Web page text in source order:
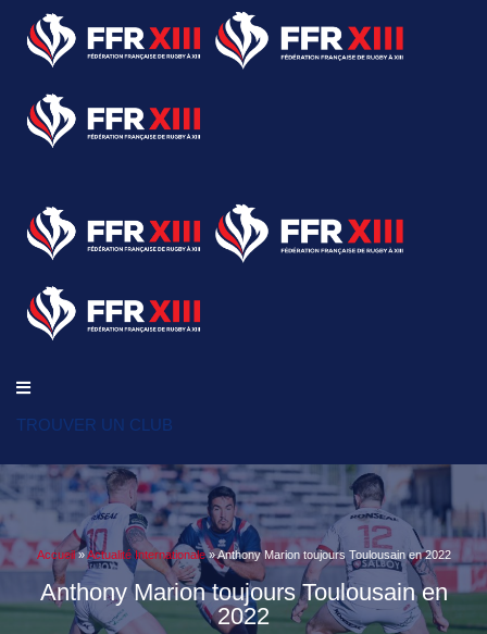
TROUVER UN CLUB
Accueil»Actualité Internationale»Anthony Marion toujours Toulousain en 2022
Anthony Marion toujours Toulousain en
2022